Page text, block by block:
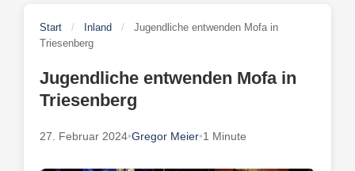
Start / Inland /
Jugendliche entwenden Mofa in
Triesenberg
Jugendliche entwenden Mofa in
Triesenberg
27. Februar 2024•Gregor Meier•1 Minute